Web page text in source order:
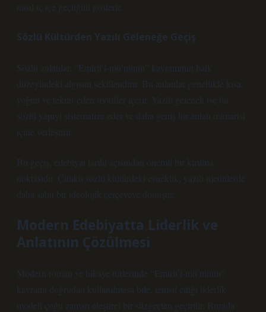
nasıl iç içe geçtiğini gösterir.
Sözlü Kültürden Yazılı Geleneğe Geçiş
Sözlü anlatılar, “Emirü’l-mü’minîn” kavramının halk
düzeyindeki algısını şekillendirir. Bu anlatılar genellikle kısa,
yoğun ve tekrar eden motifler içerir. Yazılı gelenek ise bu
sözlü yapıyı sistematize eder ve daha geniş bir anlatı mimarisi
içine yerleştirir.
Bu geçiş, edebiyat tarihi açısından önemli bir kırılma
noktasıdır. Çünkü sözlü kültürdeki esneklik, yazılı metinlerde
daha sabit bir ideolojik çerçeveye dönüşür.
Modern Edebiyatta Liderlik ve
Anlatının Çözülmesi
Modern roman ve hikâye türlerinde “Emirü’l-mü’minîn”
kavramı doğrudan kullanılmasa bile, temsil ettiği liderlik
modeli çoğu zaman eleştirel bir süzgeçten geçirilir. Burada